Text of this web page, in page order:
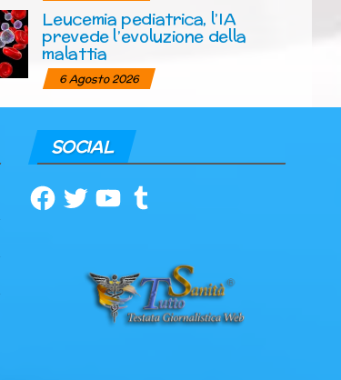
Leucemia pediatrica, l’IA
prevede l’evoluzione della
malattia
6 Agosto 2026
SOCIAL
Facebook
TwitterYouTubeTumblr